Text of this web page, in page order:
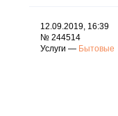
12.09.2019, 16:39
№ 244514
Услуги — Бытовые